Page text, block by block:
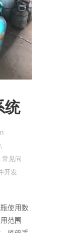
统
常见问
开发
使用数
范围